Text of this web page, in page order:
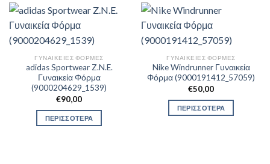
ΓΥΝΑΙΚΕΊΕΣ ΦΌΡΜΕΣ
adidas Sportwear Z.N.E.
Γυναικεία Φόρμα
(9000204629_1539)
€90,00
ΠΕΡΙΣΣΟΤΕΡΑ
ΓΥΝΑΙΚΕΊΕΣ ΦΌΡΜΕΣ
Nike Windrunner Γυναικεία
Φόρμα (9000191412_57059)
€50,00
ΠΕΡΙΣΣΟΤΕΡΑ